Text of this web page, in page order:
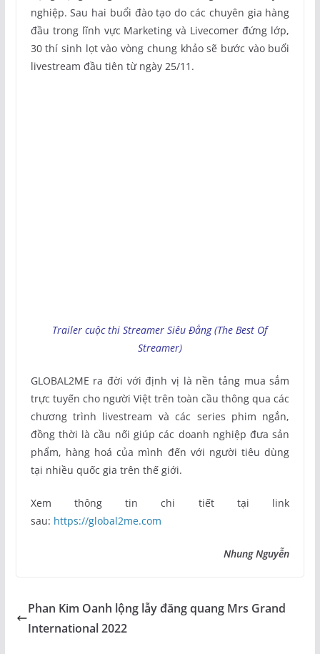
nghiệp. Sau hai buổi đào tạo do các chuyên gia hàng
đầu trong lĩnh vực Marketing và Livecomer đứng lớp,
30 thí sinh lọt vào vòng chung khảo sẽ bước vào buổi
livestream đầu tiên từ ngày 25/11.
Trailer cuộc thi Streamer Siêu Đẳng (The Best Of
Streamer)
GLOBAL2ME ra đời với định vị là nền tảng mua sắm
trực tuyến cho người Việt trên toàn cầu thông qua các
chương trình livestream và các series phim ngắn,
đồng thời là cầu nối giúp các doanh nghiệp đưa sản
phẩm, hàng hoá của mình đến với người tiêu dùng
tại nhiều quốc gia trên thế giới.
Xem thông tin chi tiết tại link
sau: https://global2me.com
Nhung Nguyễn
Phan Kim Oanh lộng lẫy đăng quang Mrs Grand
International 2022